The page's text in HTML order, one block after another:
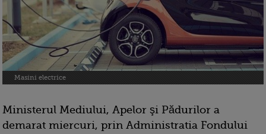
Masini electrice
Ministerul Mediului, Apelor şi Pădurilor a
demarat miercuri, prin Administratia Fondului